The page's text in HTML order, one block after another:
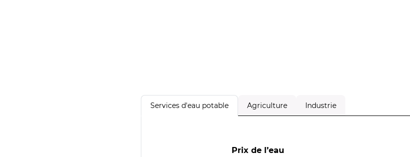
Services d'eau potable Agriculture Industrie
Prix de l’eau